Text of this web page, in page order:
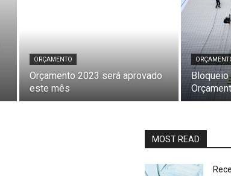
ORÇAMENTO
Orçamento 2023 será aprovado
este mês
Bloqueio
MOST READ